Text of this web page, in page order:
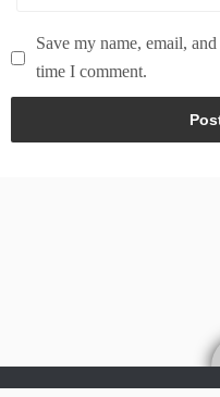
Save my name, email,
time I comment.